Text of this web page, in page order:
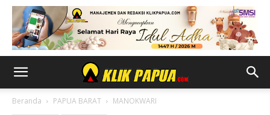
Beranda PAPUA BARAT MANOKWARI